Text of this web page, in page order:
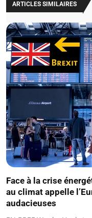
ARTICLES SIMILAIRES
Face à la crise
au climat appelle
audacieuses